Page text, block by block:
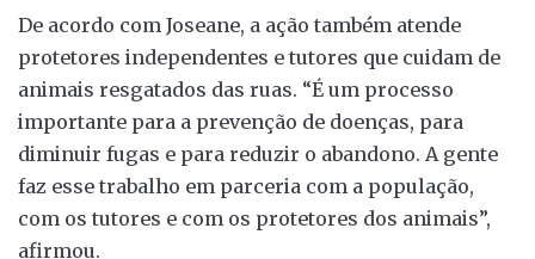
De acordo com Joseane, a ação também atende
protetores independentes e tutores que cuidam de
animais resgatados das ruas. “É um processo
importante para a prevenção de doenças, para
diminuir fugas e para reduzir o abandono. A gente
faz esse trabalho em parceria com a população,
com os tutores e com os protetores dos animais”,
afirmou.